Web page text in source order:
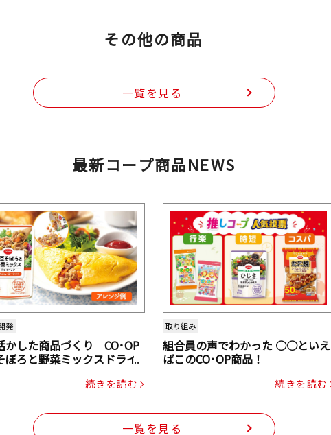
その他の商品
一覧を見る
最新コープ商品NEWS
発
かした商品づくり CO･OP
ぼろと野菜ミックスドライ
続きを読む
取り組み
組合員の声でわかった ○○といえ
ばこのCO･OP商品！
続きを読む
一覧を見る